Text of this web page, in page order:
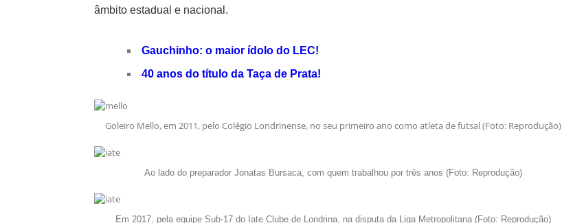
âmbito estadual e nacional.
Gauchinho: o maior ídolo do LEC!
40 anos do título da Taça de Prata!
Goleiro Mello, em 2011, pelo Colégio Londrinense, no seu primeiro ano como atleta de futsal (Foto: Reprodução)
Ao lado do preparador Jonatas Bursaca, com quem trabalhou por três anos (Foto: Reprodução)
Em 2017, pela equipe Sub-17 do Iate Clube de Londrina, na disputa da Liga Metropolitana (Foto: Reprodução)